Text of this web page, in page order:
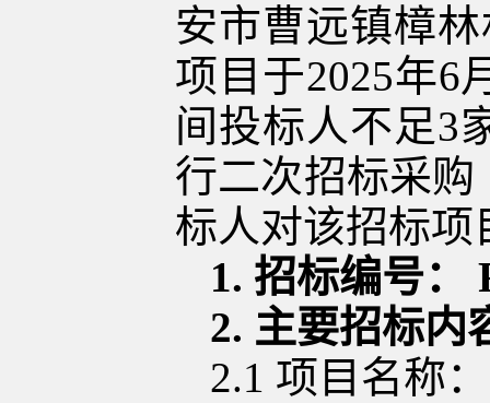
安市曹远镇樟
项目 于2025年6
间投标人不足3
行二次招标采购
标人对该招标项
1. 招标编号：
2. 主要招标内
2.1 项目名称